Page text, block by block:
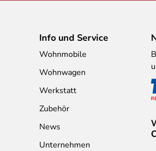
Info und Service
Wohnmobile
Wohnwagen
Werkstatt
Zubehör
News
Unternehmen